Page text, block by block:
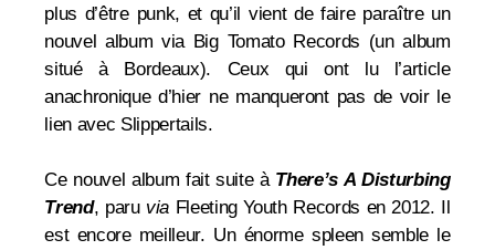
plus d’être punk, et qu’il vient de faire paraître un
nouvel album via Big Tomato Records (un album
situé à Bordeaux). Ceux qui ont lu l’article
anachronique d’hier ne manqueront pas de voir le
lien avec Slippertails.
Ce nouvel album fait suite àThere’s A Disturbing
Trend, paru via Fleeting Youth Records en 2012. Il
est encore meilleur. Un énorme spleen semble le